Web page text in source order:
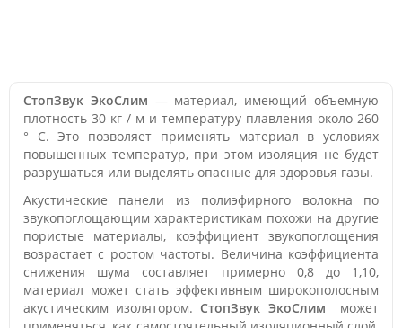
СтопЗвук ЭкоСлим — материал, имеющий объемную
плотность 30 кг / м и температуру плавления около 260
° C. Это позволяет применять материал в условиях
повышенных температур, при этом изоляция не будет
разрушаться или выделять опасные для здоровья газы.
Акустические панели из полиэфирного волокна по
звукопоглощающим характеристикам похожи на другие
пористые материалы, коэффициент звукопоглощения
возрастает с ростом частоты. Величина коэффициента
снижения шума составляет примерно 0,8 до 1,10,
материал может стать эффективным широкополосным
акустическим изолятором. СтопЗвук ЭкоСлим может